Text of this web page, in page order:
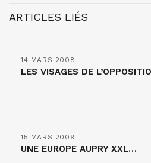
ARTICLES LIÉS
14 MARS 2008
LES VISAGES DE
15 MARS 2009
UNE EUROPE AUPRY XXL…